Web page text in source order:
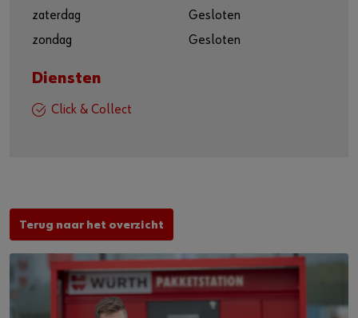
zaterdag
Gesloten
zondag
Gesloten
Diensten
Click & Collect
Terug naar het overzicht